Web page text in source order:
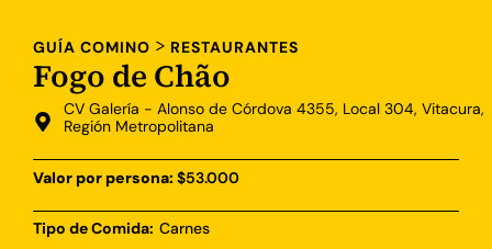
GUÍA COMINO > RESTAURANTES
Fogo de Chão
CV Galería - Alonso de Córdova 4355, Local 304, Vitacura,
Región Metropolitana
Valor por persona: $53.000
Tipo de Comida: Carnes